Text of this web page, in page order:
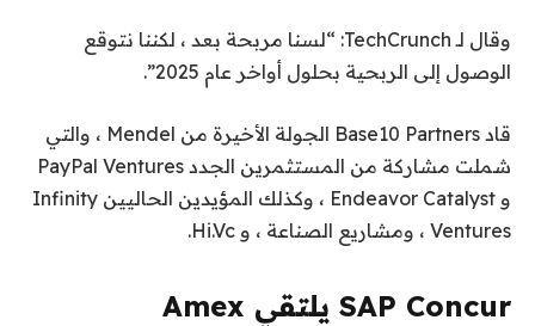
وقال لـ TechCrunch: “لسنا مربحة بعد ، لكننا نتوقع
الوصول إلى الربحية بحلول أواخر عام 2025”.
قاد Base10 Partners الجولة الأخيرة من Mendel ، والتي
شملت مشاركة من المستثمرين الجدد PayPal Ventures
و Endeavor Catalyst ، وكذلك المؤيدين الحاليين Infinity
Ventures ، ومشاريع الصناعة ، و Hi.Vc.
SAP Concur يلتقي Amex